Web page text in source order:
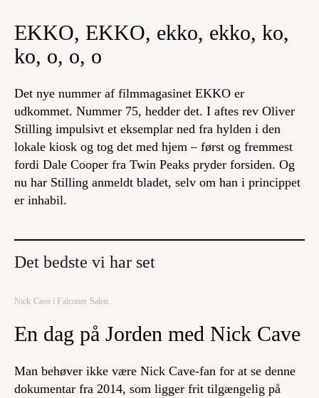
EKKO, EKKO, ekko, ekko, ko,
ko, o, o, o
Det nye nummer af filmmagasinet EKKO er
udkommet. Nummer 75, hedder det. I aftes rev Oliver
Stilling impulsivt et eksemplar ned fra hylden i den
lokale kiosk og tog det med hjem – først og fremmest
fordi Dale Cooper fra Twin Peaks pryder forsiden. Og
nu har Stilling anmeldt bladet, selv om han i princippet
er inhabil.
Det bedste vi har set
Nick Cave i Falconer Salen.
En dag på Jorden med Nick Cave
Man behøver ikke være Nick Cave-fan for at se denne
dokumentar fra 2014, som ligger frit tilgængelig på